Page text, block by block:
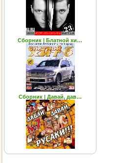
Сборник | Блатной хи…
Сборник | Давай, дав…